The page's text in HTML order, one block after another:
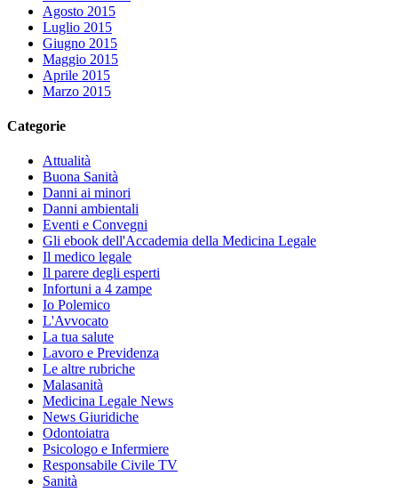
Agosto 2015
Luglio 2015
Giugno 2015
Maggio 2015
Aprile 2015
Marzo 2015
Categorie
Attualità
Buona Sanità
Danni ai minori
Danni ambientali
Eventi e Convegni
Gli ebook dell'Accademia della Medicina Legale
Il medico legale
Il parere degli esperti
Infortuni a 4 zampe
Io Polemico
L'Avvocato
La tua salute
Lavoro e Previdenza
Le altre rubriche
Malasanità
Medicina Legale News
News Giuridiche
Odontoiatra
Psicologo e Infermiere
Responsabile Civile TV
Sanità